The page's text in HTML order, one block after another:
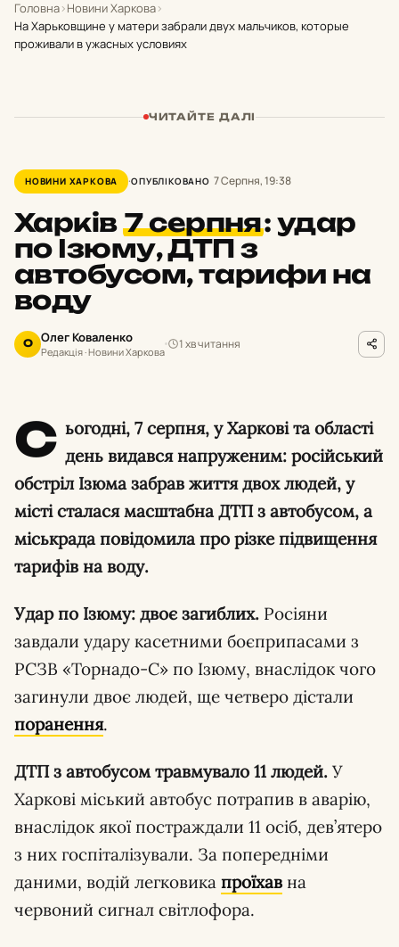
Головна›Новини Харкова›
На Харьковщине у матери забрали двух мальчиков, которые
проживали в ужасных условиях
ЧИТАЙТЕ ДАЛІ
НОВИНИ ХАРКОВА ОПУБЛІКОВАНО 7 Серпня, 19:38
Харків7 серпня: удар
по Ізюму, ДТП з
автобусом, тарифи на
воду
О Олег Коваленко
Редакція · Новини Харкова
1 хв читання
С ьогодні, 7 серпня, у Харкові та області
день видався напруженим: російський
обстріл Ізюма забрав життя двох людей, у
місті сталася масштабна ДТП з автобусом, а
міськрада повідомила про різке підвищення
тарифів на воду.
Удар по Ізюму: двоє загиблих. Росіяни
завдали удару касетними боєприпасами з
РСЗВ «Торнадо-С» по Ізюму, внаслідок чого
загинули двоє людей, ще четверо дістали
поранення.
ДТП з автобусом травмувало 11 людей. У
Харкові міський автобус потрапив в аварію,
внаслідок якої постраждали 11 осіб, дев’ятеро
з них госпіталізували. За попередніми
даними, водій легковика проїхав на
червоний сигнал світлофора.